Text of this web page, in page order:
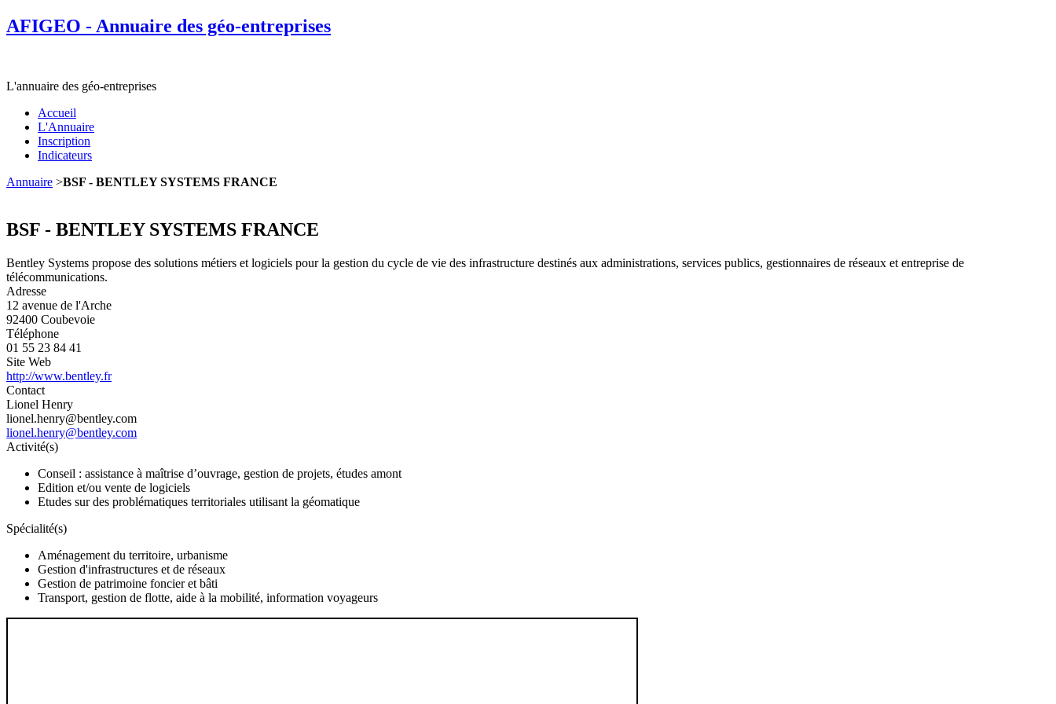
AFIGEO - Annuaire des géo-entreprises
L'annuaire des géo-entreprises
Accueil
L'Annuaire
Inscription
Indicateurs
Annuaire >BSF - BENTLEY SYSTEMS FRANCE
BSF - BENTLEY SYSTEMS FRANCE
Bentley Systems propose des solutions métiers et logiciels pour la gestion du cycle de vie des infrastructure destinés aux administrations, services publics, gestionnaires de réseaux et entreprise de
télécommunications.
Adresse
12 avenue de l'Arche
92400 Coubevoie
Téléphone
01 55 23 84 41
Site Web
http://www.bentley.fr
Contact
Lionel Henry
lionel.henry@bentley.com
lionel.henry@bentley.com
Activité(s)
Conseil : assistance à maîtrise d’ouvrage, gestion de projets, études amont
Edition et/ou vente de logiciels
Etudes sur des problématiques territoriales utilisant la géomatique
Spécialité(s)
Aménagement du territoire, urbanisme
Gestion d'infrastructures et de réseaux
Gestion de patrimoine foncier et bâti
Transport, gestion de flotte, aide à la mobilité, information voyageurs